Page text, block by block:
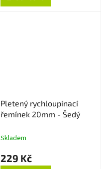
Pletený rychloupínací
řemínek 20mm - Šedý
Skladem
229 Kč